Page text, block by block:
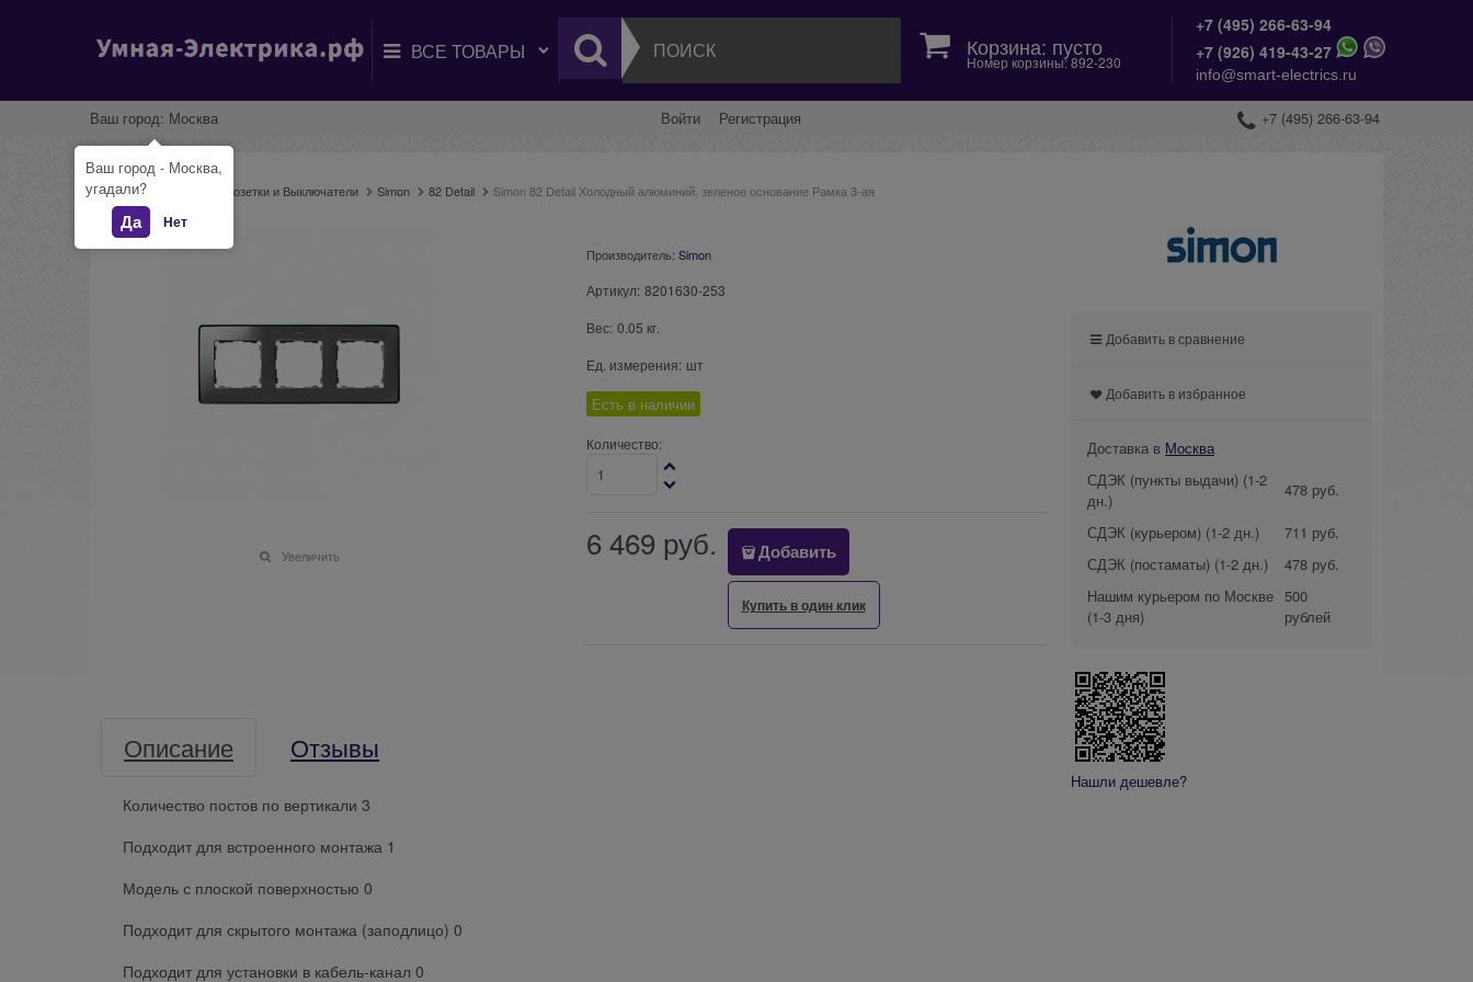
Корзина: пусто
Номер корзины: 892-230
+7 (495) 266-63-94
+7 (926) 419-43-27
info@smart-electrics.ru
Ваш город: Москва Войти Регистрация +7 (495) 266-63-94
Главная Розетки и Выключатели Simon 82 Detail Simon 82 Detail Холодный алюминий, зеленое основание Рамка 3-ая
Увеличить
Производитель: Simon
Артикул: 8201630-253
Вес: 0.05 кг.
Ед. измерения: шт
Есть в наличии
Количество:
6 469 руб. Добавить
Купить в один клик
Описание Отзывы
Количество постов по вертикали 3
Подходит для встроенного монтажа 1
Модель с плоской поверхностью 0
Подходит для скрытого монтажа (заподлицо) 0
Подходит для установки в кабель-канал 0
Добавить в сравнение
Добавить в избранное
Доставка в Москва
СДЭК (пункты выдачи) (1-2
дн.)
478 руб.
СДЭК (курьером) (1-2 дн.)
711 руб.
СДЭК (постаматы) (1-2 дн.)
478 руб.
Нашим курьером по Москве
(1-3 дня)
500
рублей
Нашли дешевле?
Ваш город - Москва,
угадали?
Да Нет